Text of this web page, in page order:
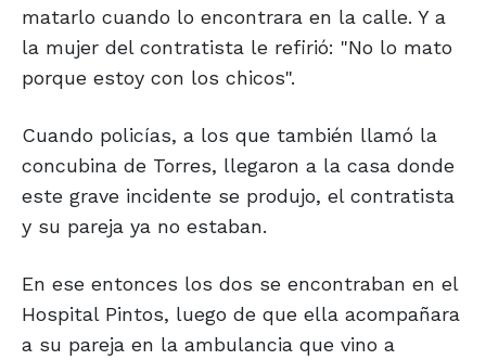
matarlo cuando lo encontrara en la calle. Y a
la mujer del contratista le refirió: "No lo mato
porque estoy con los chicos".
Cuando policías, a los que también llamó la
concubina de Torres, llegaron a la casa donde
este grave incidente se produjo, el contratista
y su pareja ya no estaban.
En ese entonces los dos se encontraban en el
Hospital Pintos, luego de que ella acompañara
a su pareja en la ambulancia que vino a